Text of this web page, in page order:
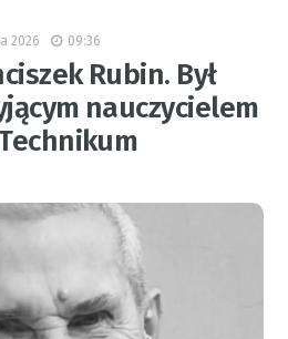
2026 09:36
Rubin. Był
nauczycielem